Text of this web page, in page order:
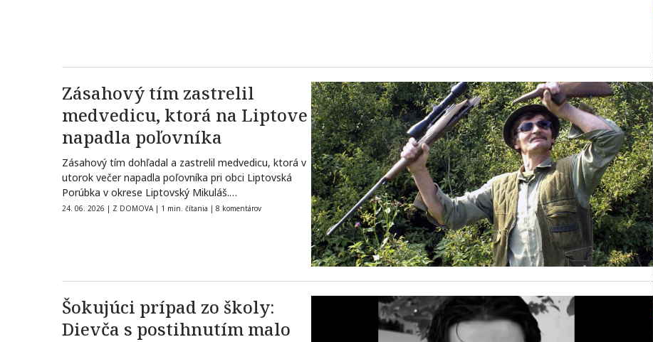
Zásahový tím zastrelil
medvedicu, ktorá na Liptove
napadla poľovníka
Zásahový tím dohľadal a zastrelil medvedicu, ktorá v
utorok večer napadla poľovníka pri obci Liptovská
Porúbka v okrese Liptovský Mikuláš.…
24. 06. 2026 | Z DOMOVA | 1 min. čítania | 8 komentárov
Šokujúci prípad zo školy:
Dievča s postihnutím malo